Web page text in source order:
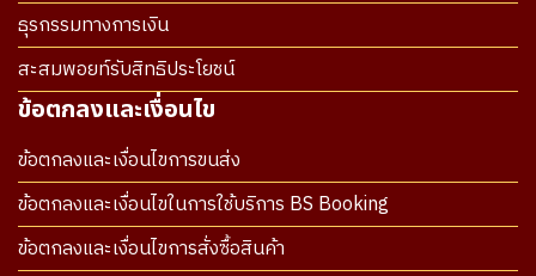
ธุรกรรมทางการเงิน
สะสมพอยท์รับสิทธิประโยชน์
ข้อตกลงและเงื่อนไข
ข้อตกลงและเงื่อนไขการขนส่ง
ข้อตกลงและเงื่อนไขในการใช้บริการ BS Booking
ข้อตกลงและเงื่อนไขการสั่งซื้อสินค้า